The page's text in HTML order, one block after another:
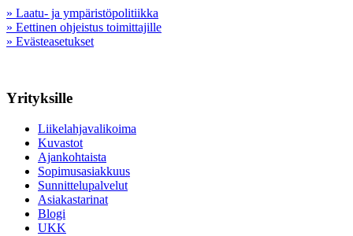
» Laatu- ja ympäristöpolitiikka
» Eettinen ohjeistus toimittajille
» Evästeasetukset
Yrityksille
Liikelahjavalikoima
Kuvastot
Ajankohtaista
Sopimusasiakkuus
Sunnittelupalvelut
Asiakastarinat
Blogi
UKK